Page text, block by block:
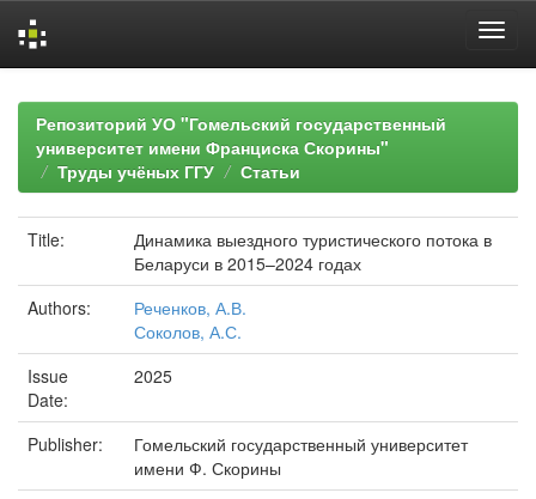
navigationРепозиторий УО "Гомельский государственный
университет имени Франциска Скорины"
Труды учёных ГГУ
Статьи
Title:
Динамика выездного туристического потока в
Беларуси в 2015–2024 годах
Authors:
Реченков, А.В.
Соколов, А.С.
Issue
Date:
2025
Publisher:
Гомельский государственный университет
имени Ф. Скорины